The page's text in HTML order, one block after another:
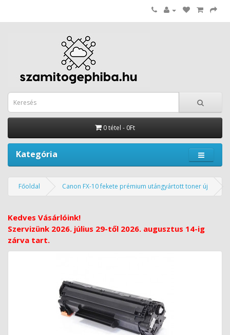
0 tétel - 0Ft
Kategória
Főoldal Canon FX-10 fekete prémium utángyártott toner új
Kedves Vásárlóink!
Szervizünk 2026. július 29-től 2026. augusztus 14-ig
zárva tart.